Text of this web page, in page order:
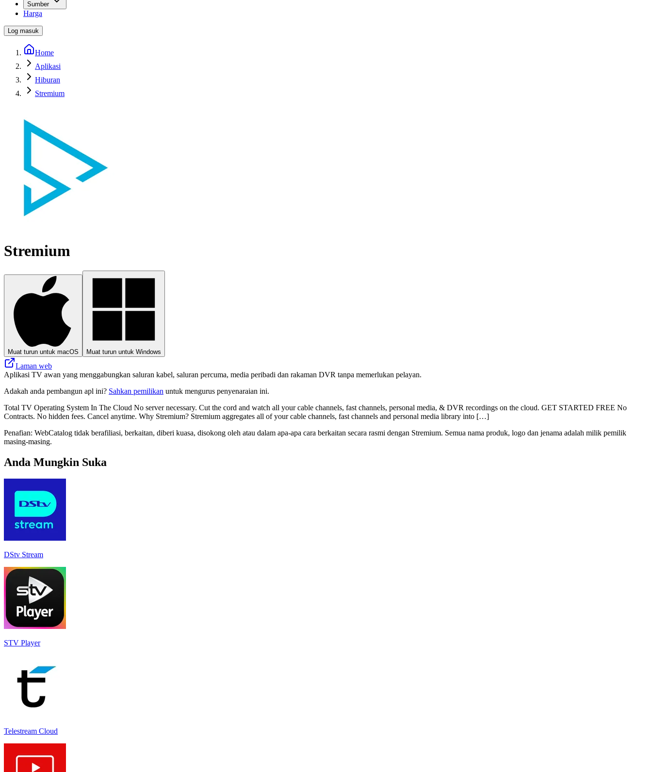
Sumber
Harga
Log masuk
Home
Aplikasi
Hiburan
Stremium
Stremium
Muat turun untuk macOS Muat turun untuk Windows
Laman web
Aplikasi TV awan yang menggabungkan saluran kabel, saluran percuma, media peribadi dan rakaman DVR tanpa memerlukan pelayan.
Adakah anda pembangun apl ini? Sahkan pemilikan untuk mengurus penyenaraian ini.
Total TV Operating System In The Cloud No server necessary. Cut the cord and watch all your cable channels, fast channels, personal media, & DVR recordings on the cloud. GET STARTED FREE No
Contracts. No hidden fees. Cancel anytime. Why Stremium? Stremium aggregates all of your cable channels, fast channels and personal media library into […]
Penafian: WebCatalog tidak berafiliasi, berkaitan, diberi kuasa, disokong oleh atau dalam apa-apa cara berkaitan secara rasmi dengan Stremium. Semua nama produk, logo dan jenama adalah milik pemilik
masing-masing.
Anda Mungkin Suka
DStv Stream
STV Player
Telestream Cloud